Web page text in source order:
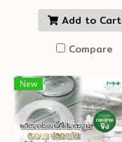
Add to Cart
Compare
New